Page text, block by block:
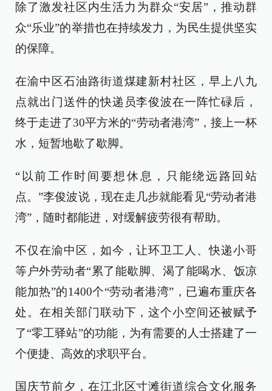
除了激发社区内生活力为群众“安居”，推动群
众“乐业”的举措也在持续发力，为民生提供坚实
的保障。
在渝中区石油路街道煤建新村社区，早上八九
点就出门送件的快递员李俊波在一阵忙碌后，
终于走进了30平方米的“劳动者港湾”，接上一杯
水，短暂地歇了歇脚。
“以前工作时间要想休息，只能绕远路回站
点。”李俊波说，现在走几步就能看见“劳动者港
湾”，随时都能进，对缓解疲劳很有帮助。
不仅在渝中区，如今，让环卫工人、快递小哥
等户外劳动者“累了能歇脚、渴了能喝水、饭凉
能加热”的1400个“劳动者港湾”，已遍布重庆各
处。在相关部门联动下，这个小空间还被赋予
了“零工驿站”的功能，为有需要的人士搭建了一
个便捷、高效的求职平台。
国庆节前夕，在江北区寸滩街道综合文化服务